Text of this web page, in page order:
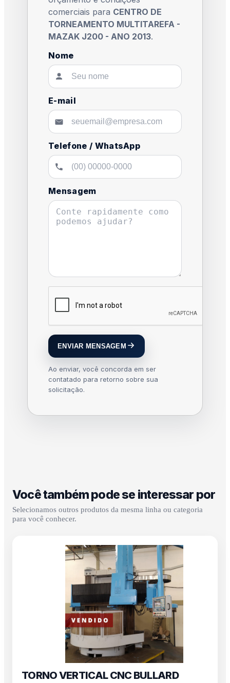
comerciais para CENTRO DE
TORNEAMENTO MULTITAREFA -
MAZAK J200 - ANO 2013.
Nome
E-mail
Telefone / WhatsApp
Mensagem
ENVIAR MENSAGEM
Ao enviar, você concorda em ser
contatado para retorno sobre sua
solicitação.
Você também pode se interessar por
Selecionamos outros produtos da mesma linha ou categoria
para você conhecer.
TORNO VERTICAL CNC BULLARD